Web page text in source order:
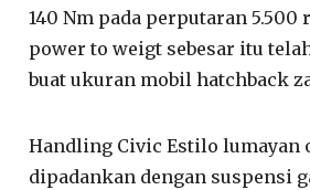
140 Nm pada perputaran 5.500
power to weigt sebesar itu
buat ukuran mobil hatchback
Handling Civic Estilo lumayan
dipadankan dengan suspensi